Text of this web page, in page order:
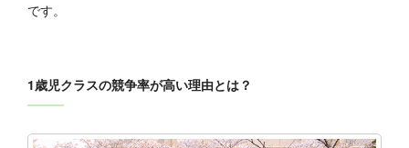
です。
1歳児クラスの競争率が高い理由とは？